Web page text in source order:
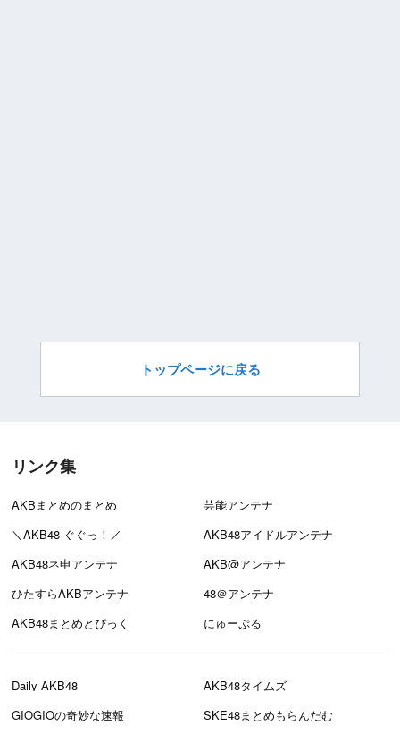
トップページに戻る
リンク集
AKBまとめのまとめ
芸能アンテナ
＼AKB48 ぐぐっ！／
AKB48アイドルアンテナ
AKB48ネ申アンテナ
AKB@アンテナ
ひたすらAKBアンテナ
48＠アンテナ
AKB48まとめとぴっく
にゅーぷる
Daily AKB48
AKB48タイムズ
GIOGIOの奇妙な速報
SKE48まとめもらんだむ